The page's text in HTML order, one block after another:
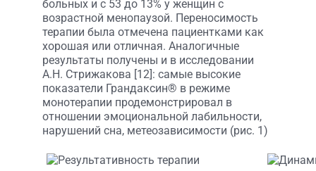
больных и с 53 до 13% у женщин с
возрастной менопаузой. Переносимость
терапии была отмечена пациентками как
хорошая или отличная. Аналогичные
результаты получены и в исследовании
А.Н. Стрижакова [12]: самые высокие
показатели Грандаксин® в режиме
монотерапии продемонстрировал в
отношении эмоциональной лабильности,
нарушений сна, метеозависимости (рис. 1)